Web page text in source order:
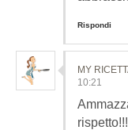
Rispondi
MY
10:21